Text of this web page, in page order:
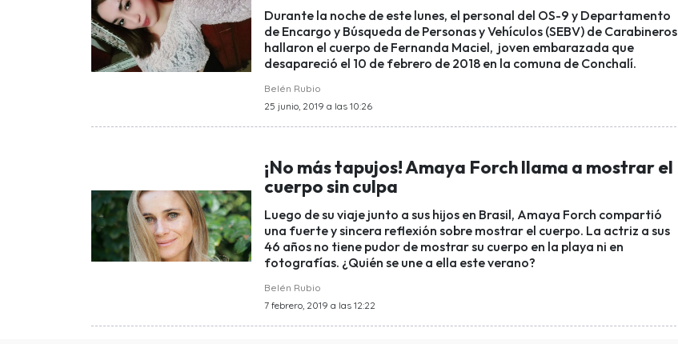
Durante la noche de este lunes, el personal del OS-9 y Departamento
de Encargo y Búsqueda de Personas y Vehículos (SEBV) de Carabineros
hallaron el cuerpo de Fernanda Maciel, joven embarazada que
desapareció el 10 de febrero de 2018 en la comuna de Conchalí.
Belén Rubio
25 junio, 2019 a las 10:26
¡No más tapujos! Amaya Forch llama a mostrar el
cuerpo sin culpa
Luego de su viaje junto a sus hijos en Brasil, Amaya Forch compartió
una fuerte y sincera reflexión sobre mostrar el cuerpo. La actriz a sus
46 años no tiene pudor de mostrar su cuerpo en la playa ni en
fotografías. ¿Quién se une a ella este verano?
Belén Rubio
7 febrero, 2019 a las 12:22